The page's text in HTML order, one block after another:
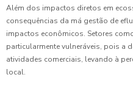
Além dos impactos diretos em
consequências da má gestão de
impactos econômicos. Setores
particularmente vulneráveis, pois a
atividades comerciais, levando à
local.